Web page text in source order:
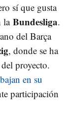
sí que gusta
la Bundesliga.
del Barça
, donde se ha
proyecto.
en su
participación